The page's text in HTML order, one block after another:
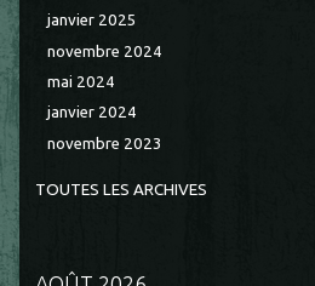
janvier 2025
novembre 2024
mai 2024
janvier 2024
novembre 2023
TOUTES LES ARCHIVES